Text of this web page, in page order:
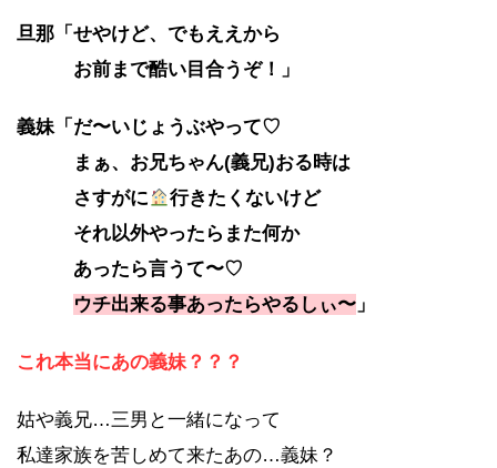
旦那「せやけど、でもええから
お前まで酷い目合うぞ！」
義妹「だ〜いじょうぶやって♡
まぁ、お兄ちゃん(義兄)おる時は
さすがに
行きたくないけど
それ以外やったらまた何か
あったら言うて〜♡
ウチ出来る事あったらやるしぃ〜 」
これ本当にあの義妹？？？
姑や義兄…三男と一緒になって
私達家族を苦しめて来たあの…義妹？